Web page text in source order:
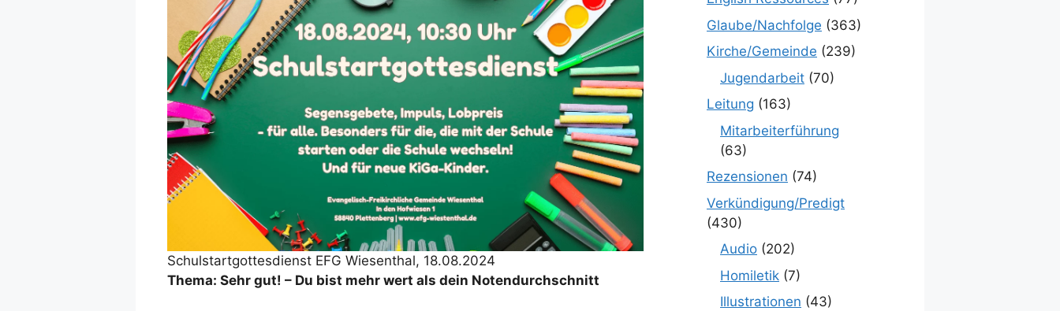
Schulstartgottesdienst EFG Wiesenthal, 18.08.2024
Thema: Sehr gut! – Du bist mehr wert als dein Notendurchschnitt
Glaube/Nachfolge (363)
Kirche/Gemeinde (239)
Jugendarbeit (70)
Leitung (163)
Mitarbeiterführung
(63)
Rezensionen (74)
Verkündigung/Predigt
(430)
Audio (202)
Homiletik (7)
Illustrationen (43)